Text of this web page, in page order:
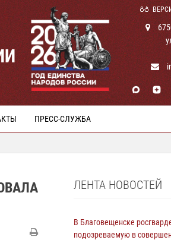
ПРЕСС-СЛУЖБА
ЛЕНТА НОВОСТЕЙ
В Благовещенске
подозреваемую в